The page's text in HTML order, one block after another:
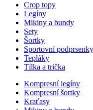
Crop topy
Legíny
Mikiny a bundy
Sety
Šortky
Sportovní podprsenky
Tepláky
Tílka a trička
Kompresní legíny
Kompresní šortky
Kraťasy